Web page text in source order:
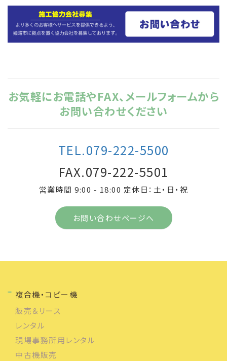
お気軽にお電話やFAX、メールフォームから
お問い合わせください
TEL.079-222-5500
FAX.079-222-5501
営業時間 9:00 - 18:00 定休日：土・日・祝
お問い合わせページへ
複合機・コピー機
販売＆リース
レンタル
現場事務所用レンタル
中古機販売